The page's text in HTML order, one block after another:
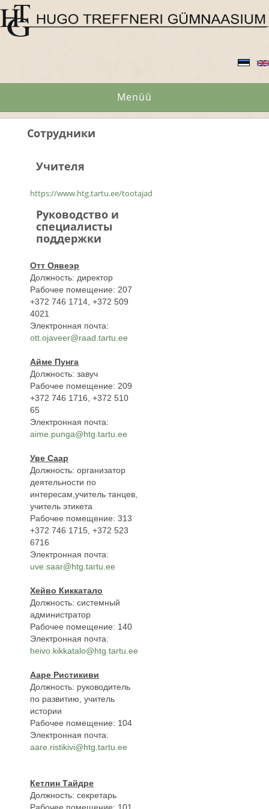
Menüü
Сотрудники
Учителя
https://www.htg.tartu.ee/tootajad
Руководство и
специалисты
поддержки
Отт Оявеэр
Должность: директор
Рабочее помещение: 207
+372 746 1714, +372 509
4021
Электронная почта:
ott.ojaveer@raad.tartu.ee
Айме Пунга
Должность: завуч
Рабочее помещение: 209
+372 746 1716, +372 510
65
Электронная почта:
aime.punga@htg.tartu.ee
Уве Саар
Должность: организатор
деятельности по
интересам,учитель танцев,
учитель этикета
Рабочее помещение: 313
+372 746 1715, +372 523
6716
Электронная почта:
uve.saar@htg.tartu.ee
Хейво Киккатало
Должность: системный
администратор
Рабочее помещение: 140
Электронная почта:
heivo.kikkatalo@htg.tartu.ee
Ааре Ристикиви
Должность: руководитель
по развитию, учитель
истории
Рабочее помещение: 104
Электронная почта:
aare.ristikivi@htg.tartu.ee
Кетлин Тайдре
Должность: секретарь